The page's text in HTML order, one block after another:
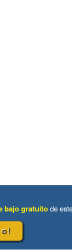
bajo gratuitode